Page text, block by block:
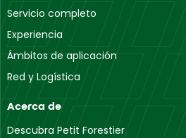
Servicio completo
Experiencia
Ámbitos de aplicación
Red y Logística
Acerca de
Descubra Petit Forestier